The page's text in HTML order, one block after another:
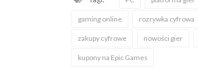
gaming online rozrywka cyfrowa
zakupy cyfrowe nowości gier
kupony na Epic Games